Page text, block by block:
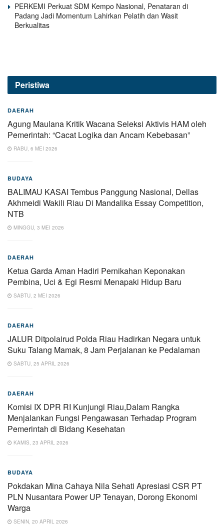
PERKEMI Perkuat SDM Kempo Nasional, Penataran di
Padang Jadi Momentum Lahirkan Pelatih dan Wasit
Berkualitas
Peristiwa
DAERAH
Agung Maulana Kritik Wacana Seleksi Aktivis HAM oleh
Pemerintah: “Cacat Logika dan Ancam Kebebasan”
RABU, 6 MEI 2026
BUDAYA
BALIMAU KASAI Tembus Panggung Nasional, Dellas
Akhmeidi Wakili Riau Di Mandalika Essay Competition,
NTB
MINGGU, 3 MEI 2026
DAERAH
Ketua Garda Aman Hadiri Pernikahan Keponakan
Pembina, Uci & Egi Resmi Menapaki Hidup Baru
SABTU, 2 MEI 2026
DAERAH
JALUR Ditpolairud Polda Riau Hadirkan Negara untuk
Suku Talang Mamak, 8 Jam Perjalanan ke Pedalaman
SABTU, 25 APRIL 2026
DAERAH
Komisi IX DPR RI Kunjungi Riau,Dalam Rangka
Menjalankan Fungsi Pengawasan Terhadap Program
Pemerintah di Bidang Kesehatan
KAMIS, 23 APRIL 2026
BUDAYA
Pokdakan Mina Cahaya Nila Sehati Apresiasi CSR PT
PLN Nusantara Power UP Tenayan, Dorong Ekonomi
Warga
SENIN, 20 APRIL 2026